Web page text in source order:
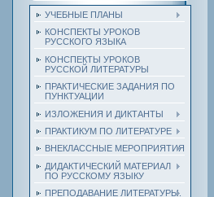
УЧЕБНЫЕ ПЛАНЫ
КОНСПЕКТЫ УРОКОВ
РУССКОГО ЯЗЫКА
КОНСПЕКТЫ УРОКОВ
РУССКОЙ ЛИТЕРАТУРЫ
ПРАКТИЧЕСКИЕ ЗАДАНИЯ ПО
ПУНКТУАЦИИ
ИЗЛОЖЕНИЯ И ДИКТАНТЫ
ПРАКТИКУМ ПО ЛИТЕРАТУРЕ
ВНЕКЛАССНЫЕ МЕРОПРИЯТИЯ
ДИДАКТИЧЕСКИЙ МАТЕРИАЛ
ПО РУССКОМУ ЯЗЫКУ
ПРЕПОДАВАНИЕ ЛИТЕРАТУРЫ.